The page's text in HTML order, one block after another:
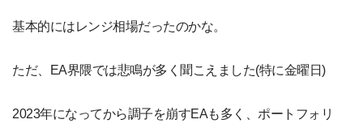
基本的にはレンジ相場だったのかな。
ただ、EA界隈では悲鳴が多く聞こえました(特に金曜日)
2023年になってから調子を崩すEAも多く、ポートフォリ